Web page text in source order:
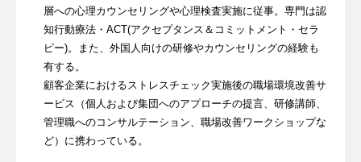
層への心理カウンセリングや心理検査実施に従事。専門は認
知行動療法・ACT(アクセプタンス＆コミットメント・セラ
ピー)。また、外国人向けの研修やカウンセリングの経験も
有する。
顧客企業におけるストレスチェック実施後の職場環境改善サ
ービス（個人および集団へのアプローチの提言、研修講師、
管理職へのコンサルテーション、職場改善ワークショップな
ど）に携わっている。